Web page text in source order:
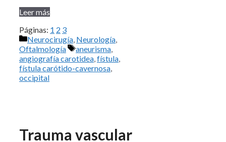
Leer más
Páginas: 1 2 3
Categorías
Neurocirugía, Neurología,
Oftalmología
Etiquetas
aneurisma,
angiografía carotidea,fístula,
fístula carótido-cavernosa,
occipital
Trauma vascular